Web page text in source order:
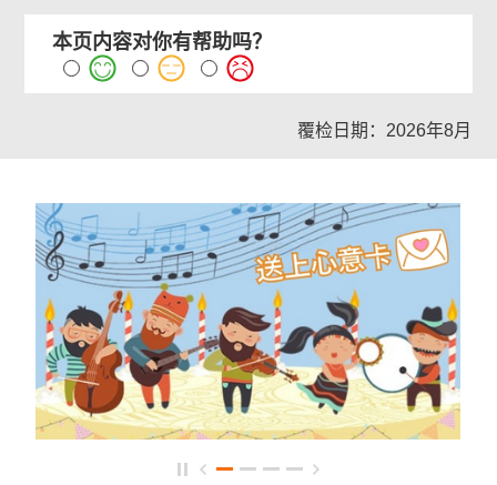
本页内容对你有帮助吗？
覆检日期：2026年8月